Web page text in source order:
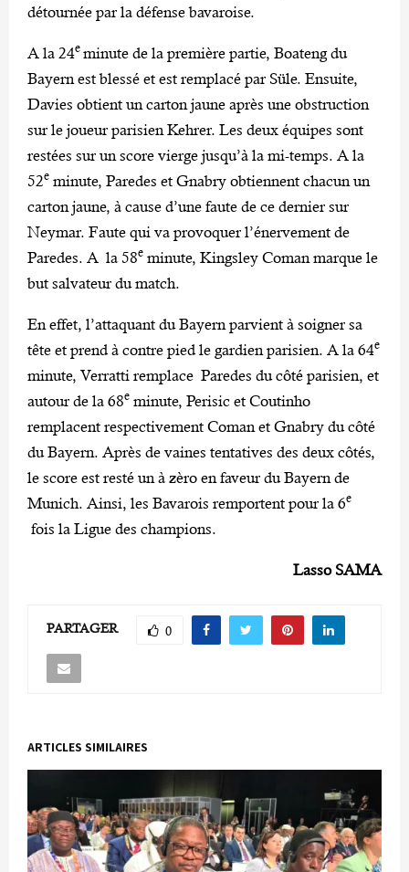
détournée par la défense bavaroise.
A la 24e minute de la première partie, Boateng du
Bayern est blessé et est remplacé par Süle. Ensuite,
Davies obtient un carton jaune après une obstruction
sur le joueur parisien Kehrer. Les deux équipes sont
restées sur un score vierge jusqu’à la mi-temps. A la
52e minute, Paredes et Gnabry obtiennent chacun un
carton jaune, à cause d’une faute de ce dernier sur
Neymar. Faute qui va provoquer l’énervement de
Paredes. A la 58e minute, Kingsley Coman marque le
but salvateur du match.
En effet, l’attaquant du Bayern parvient à soigner sa
tête et prend à contre pied le gardien parisien. A la 64e
minute, Verratti remplace Paredes du côté parisien, et
autour de la 68e minute, Perisic et Coutinho
remplacent respectivement Coman et Gnabry du côté
du Bayern. Après de vaines tentatives des deux côtés,
le score est resté un à zèro en faveur du Bayern de
Munich. Ainsi, les Bavarois remportent pour la 6e
fois la Ligue des champions.
Lasso SAMA
PARTAGER 0
ARTICLES SIMILAIRES